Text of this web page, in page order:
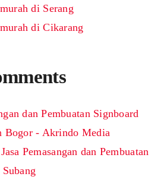
di Serang
di Cikarang
dan Pembuatan Signboard
Bogor - Akrindo Media
Jasa Pemasangan dan Pembuatan